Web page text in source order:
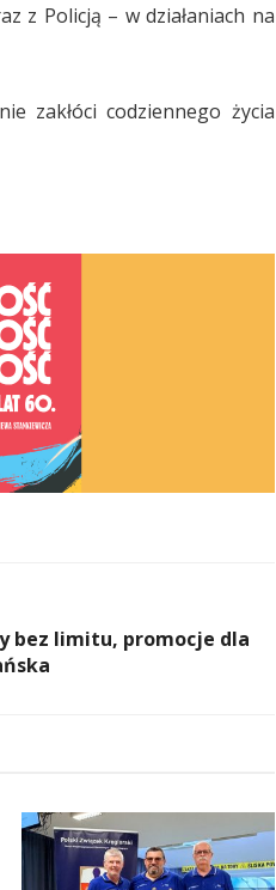
z Policją – w działaniach na
zakłóci codziennego życia
bez limitu, promocje dla